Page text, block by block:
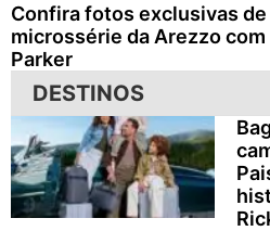
Confira fotos exclusivas
microssérie da Arezzo
Parker
DESTINOS